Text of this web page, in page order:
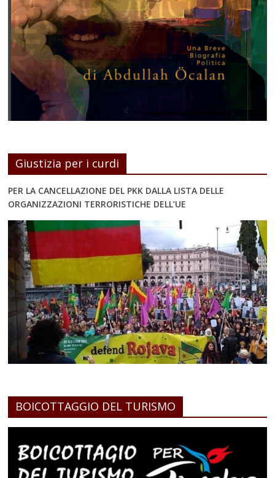
Giustizia per i curdi
PER LA CANCELLAZIONE DEL PKK DALLA LISTA DELLE
ORGANIZZAZIONI TERRORISTICHE DELL’UE
BOICOTTAGGIO DEL TURISMO